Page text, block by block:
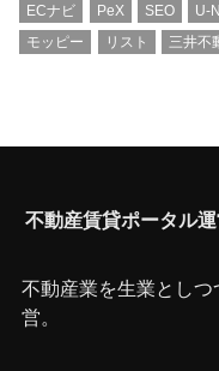
ECナビ PeX SEO U-
モッピー
リスト 三井不
不動産賃貸ポータル
不動産業を生業とし
営。